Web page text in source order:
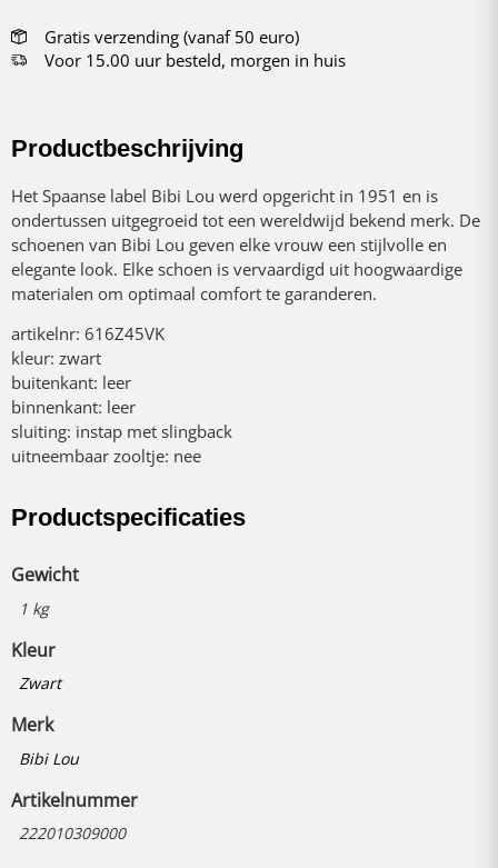
Gratis verzending (vanaf 50 euro)
Voor 15.00 uur besteld, morgen in huis
Productbeschrijving
Het Spaanse label Bibi Lou werd opgericht in 1951 en is
ondertussen uitgegroeid tot een wereldwijd bekend merk. De
schoenen van Bibi Lou geven elke vrouw een stijlvolle en
elegante look. Elke schoen is vervaardigd uit hoogwaardige
materialen om optimaal comfort te garanderen.
artikelnr: 616Z45VK
kleur: zwart
buitenkant: leer
binnenkant: leer
sluiting: instap met slingback
uitneembaar zooltje: nee
Productspecificaties
Gewicht
1 kg
Kleur
Zwart
Merk
Bibi Lou
Artikelnummer
222010309000